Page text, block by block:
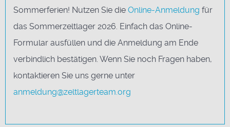
Sommerferien! Nutzen Sie die Online-Anmeldung für
das Sommerzeltlager 2026. Einfach das Online-
Formular ausfüllen und die Anmeldung am Ende
verbindlich bestätigen. Wenn Sie noch Fragen haben,
kontaktieren Sie uns gerne unter
anmeldung@zeltlagerteam.org